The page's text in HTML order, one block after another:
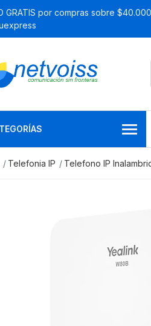
GRATIS por compras sobre
Telefonia IP Telefono IP